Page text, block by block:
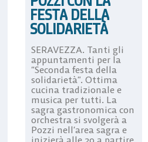
FESTA DELLA
SOLIDARIETÀ
SERAVEZZA. Tanti gli
appuntamenti per la
“Seconda festa della
solidarietà”. Ottima
cucina tradizionale e
musica per tutti. La
sagra gastronomica con
orchestra si svolgerà a
Pozzi nell’area sagra e
inizierà alle 20 a partire